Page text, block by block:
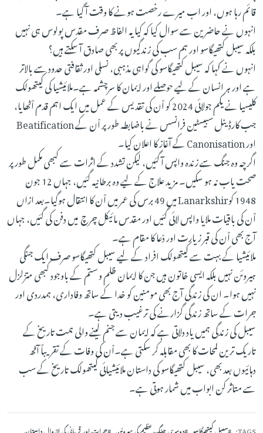
قائم رہا ہوں، اور اب میرے رخصت ہونے کا وقت آ گیا ہے۔
انہوں نے حاضرین سے سوال کیا کہ کیا یہ الفاظ صرف مقدس پولوس ہی نہیں
بلکہ سیبل کتھیگاسو اور ہم سب کی زندگیوں پر بھی صادق آ سکتے ہیں؟
انہوں نے کہا کہ سیبل کتھیگاسو کی گواہی مذہبی، نسلی اور ثقافتی حدود سے بالاتر
ہے اور ہر انسان کے لیے حوصلے اور ایمان کا سرچشمہ ہے۔ملائیشیا کی کیتھولک
کلیسیا نے یکم جولائی 2024 کو اْن کی تقدیس کے عمل میں ایک اہم قدم اْٹھایا،
جب کارڈینل سبیسٹین فرانسس نے باضابطہ طور پر اْن کے Beatification
اور Canonisation کے آغاز کا اعلان کیا۔
اگرچہ وہ جنگ سے زندہ واپس آ گئیں، لیکن تشدد کے اثرات سے کبھی مکمل طور پر
صحت یاب نہ ہو سکیں۔ مزید علاج کے لیے وہ برطانیہ گئیں، جہاں 12 جون
1948 کوLanarkshir میں 49 برس کی عمر میں اْن کا انتقال ہوگیا۔بعد ازاں
اْن کی باقیات ملایا واپس لائی گئیں اور مقدس مائیکل چرچ میں دفن کی گئیں، جہاں
آج بھی اْن کی قبر زیارت اور دْعا کا مقام ہے۔
ملائیشیا کے بہت سے کیتھولک افراد کے لیے سیبل کتھیگاسو صرف ایک جنگی
ہیروئن نہیں بلکہ ایسی خاتون ہیں جن کا ایمان ظلم و ستم کے باوجود کبھی متزلزل
نہیں ہوا۔ ان کی زندگی آج بھی مومنین کو خدا کے ساتھ وفاداری، ہمدردی اور
جرات کے ساتھ زندگی گزارنے کی ترغیب دیتی ہے۔
سیبل کی زندگی ہمیں یاد دلاتی ہے کہ ایمان سے جنم لینے والی ہمت تاریخ کے
تاریک ترین لمحات کا بھی مقابلہ کر سکتی ہے۔اْن کی وفات کے تقریباً آٹھ
دہائیوں بعد بھی، سیبل کتھیگاسو کی داستان ملائیشیائی کیتھولک تاریخ کے سب
سے متاثر کن ابواب میں شمار ہوتی ہے۔